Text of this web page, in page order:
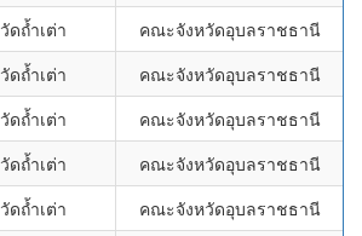
วัดถ้ำเต่า
คณะจังหวัดอุบลราชธานี
วัดถ้ำเต่า
คณะจังหวัดอุบลราชธานี
วัดถ้ำเต่า
คณะจังหวัดอุบลราชธานี
วัดถ้ำเต่า
คณะจังหวัดอุบลราชธานี
วัดถ้ำเต่า
คณะจังหวัดอุบลราชธานี